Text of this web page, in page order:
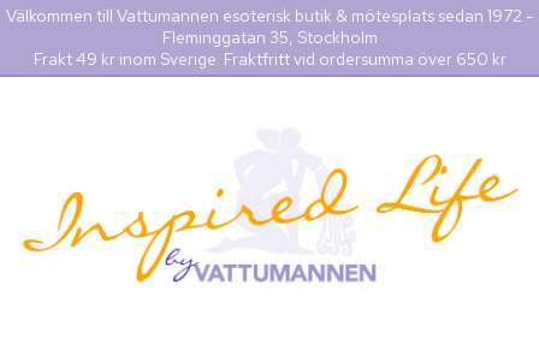
Välkommen till Vattumannen esoterisk butik & mötesplats sedan 1972 -
Fleminggatan 35, Stockholm
Frakt 49 kr inom Sverige. Fraktfritt vid ordersumma över 650 kr